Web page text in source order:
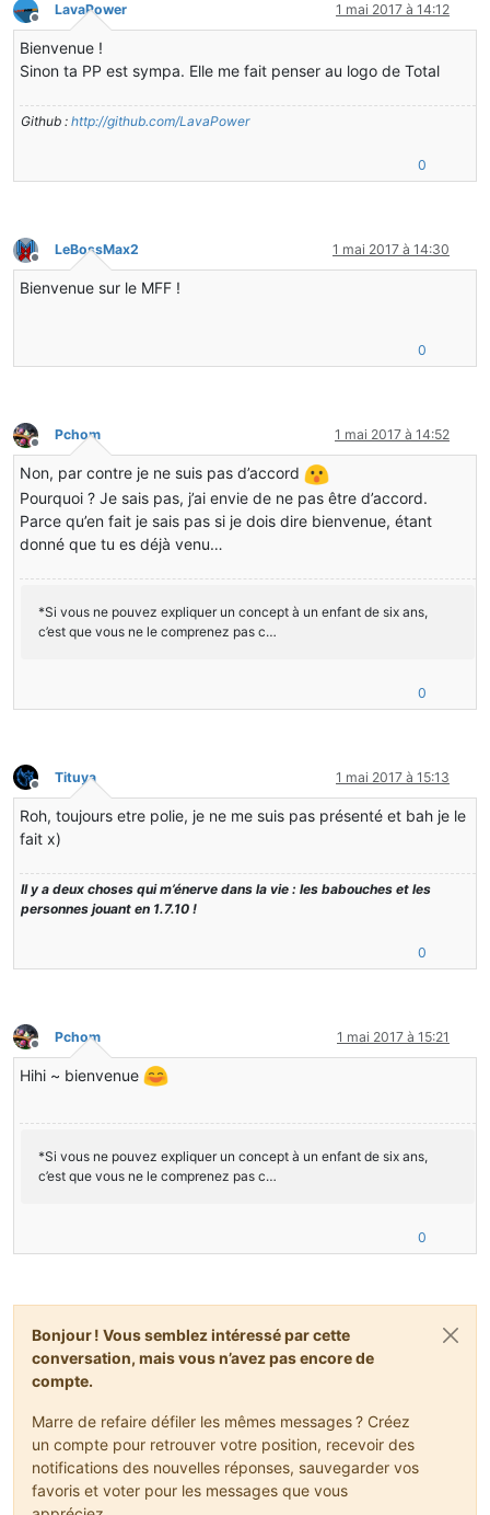
Hors-ligne
LavaPower 1 mai 2017 à 14:12
Bienvenue !
Sinon ta PP est sympa. Elle me fait penser au logo de Total
Github : http://github.com/LavaPower
0
Hors-ligne
LeBossMax2 1 mai 2017 à 14:30
Bienvenue sur le MFF !
0
Hors-ligne
Pchom 1 mai 2017 à 14:52
Non, par contre je ne suis pas d’accord
Pourquoi ? Je sais pas, j’ai envie de ne pas être d’accord.
Parce qu’en fait je sais pas si je dois dire bienvenue, étant
donné que tu es déjà venu…
*Si vous ne pouvez expliquer un concept à un enfant de six ans,
c’est que vous ne le comprenez pas c…
0
Hors-ligne
Tituya 1 mai 2017 à 15:13
Roh, toujours etre polie, je ne me suis pas présenté et bah je le
fait x)
Il y a deux choses qui m’énerve dans la vie : les babouches et les
personnes jouant en 1.7.10 !
0
Hors-ligne
Pchom 1 mai 2017 à 15:21
Hihi ~ bienvenue
*Si vous ne pouvez expliquer un concept à un enfant de six ans,
c’est que vous ne le comprenez pas c…
0
Bonjour ! Vous semblez intéressé par cette
conversation, mais vous n’avez pas encore de
compte.
Marre de refaire défiler les mêmes messages ? Créez
un compte pour retrouver votre position, recevoir des
notifications des nouvelles réponses, sauvegarder vos
favoris et voter pour les messages que vous